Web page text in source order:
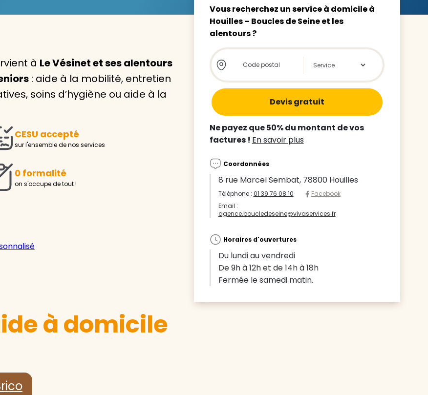
service à domicile qui vous
Pour l’entretien de votre logement, la garde de votre enfant
ou l’accompagnement d’un parent, nos intervenants à
domicile sont là pour vous épauler.
Demander un devis gratuit
Trouver mon agence
à Le Vésinet et ses alentours
: aide à la mobilité, entretien
soins d’hygiène ou aide à la
CESU accepté
sur l'ensemble de nos services
0 formalité
on s'occupe de tout !
à domicile
Vous recherchez un service à domicile à
Houilles – Boucles de Seine et les
alentours ?
Store locator global - Autocompletion
Rechercher
Ne payez que 50% du montant de vos
factures ! En savoir plus
Coordonnées
8 rue Marcel Sembat, 78800 Houilles
Téléphone : 01 39 76 08 10
Facebook
Email :
agence.boucledeseine@vivaservices.fr
Horaires d'ouvertures
Du lundi au vendredi
De 9h à 12h et de 14h à 18h
Fermée le samedi matin.